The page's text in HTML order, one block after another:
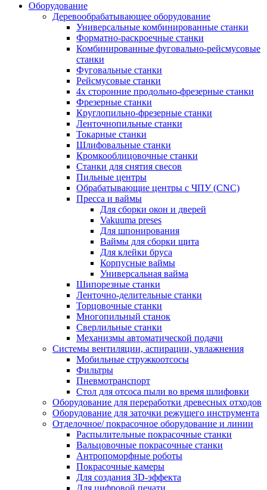
Оборудование
Деревообрабатывающее оборудование
Универсальные комбинированные станки
Форматно-раскроечные станки
Комбинированные фуговально-рейсмусовые
станки
Фуговальные станки
Рейсмусовые станки
4х сторонние продольно-фрезерные станки
Фрезерные станки
Круглопильно-фрезерные станки
Ленточнопильные станки
Токарные станки
Шлифовальные станки
Кромкооблицовочные станки
Станки для снятия свесов
Пильные центры
Обрабатывающие центры с ЧПУ (CNC)
Пресса и ваймы
Для сборки окон и дверей
Vakuuma preses
Для шпонирования
Ваймы для сборки щита
Для клейки бруса
Корпусные ваймы
Универсальная вайма
Шипорезные станки
Ленточно-делительные станки
Торцовочные станки
Многопильный станок
Сверлильные станки
Механизмы автоматической подачи
Системы вентиляции, аспирации, увлажнения
Мобильные стружкоотсосы
Фильтры
Пневмотранспорт
Стол для отсоса пыли во время шлифовки
Оборудование для переработки древесных отходов
Оборудование для заточки режущего инструмента
Отделочное/ покрасочное оборудование и линии
Распылительные покрасочные станки
Вальцовочные покрасочные станки
Антропоморфные роботы
Покрасочные камеры
Для создания 3D-эффекта